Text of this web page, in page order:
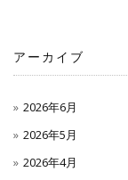
アーカイブ
2026年6月
2026年5月
2026年4月